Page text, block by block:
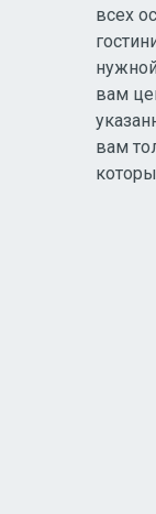
всех
вам
вам